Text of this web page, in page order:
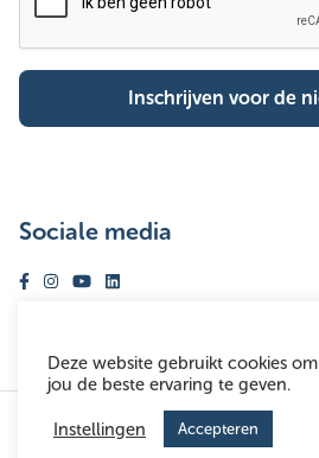
Sociale media
Volg ons op facebook
Volg ons op instagram
Volg ons op youtube
Volg ons op linkedin
© Woonhaven Antwerpen 2026
Toegankelijkheidsverklaring
Deze website gebruikt cookies om
jou de beste ervaring te geven.
Instellingen Accepteren